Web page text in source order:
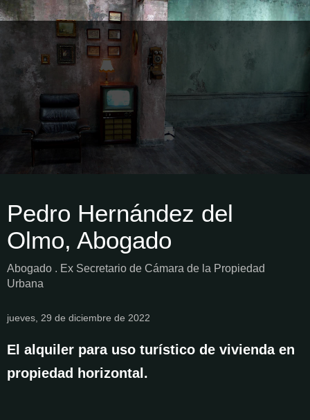
Pedro Hernández del
Olmo, Abogado
Abogado . Ex Secretario de Cámara de la Propiedad
Urbana
jueves, 29 de diciembre de 2022
El alquiler para uso turístico de vivienda en
propiedad horizontal.